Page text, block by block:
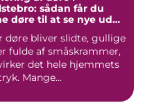
sådan får du
døre til at se nye ud
døre bliver slidte, gullige
fulde af småskrammer,
det hele hjemmets
Mange...